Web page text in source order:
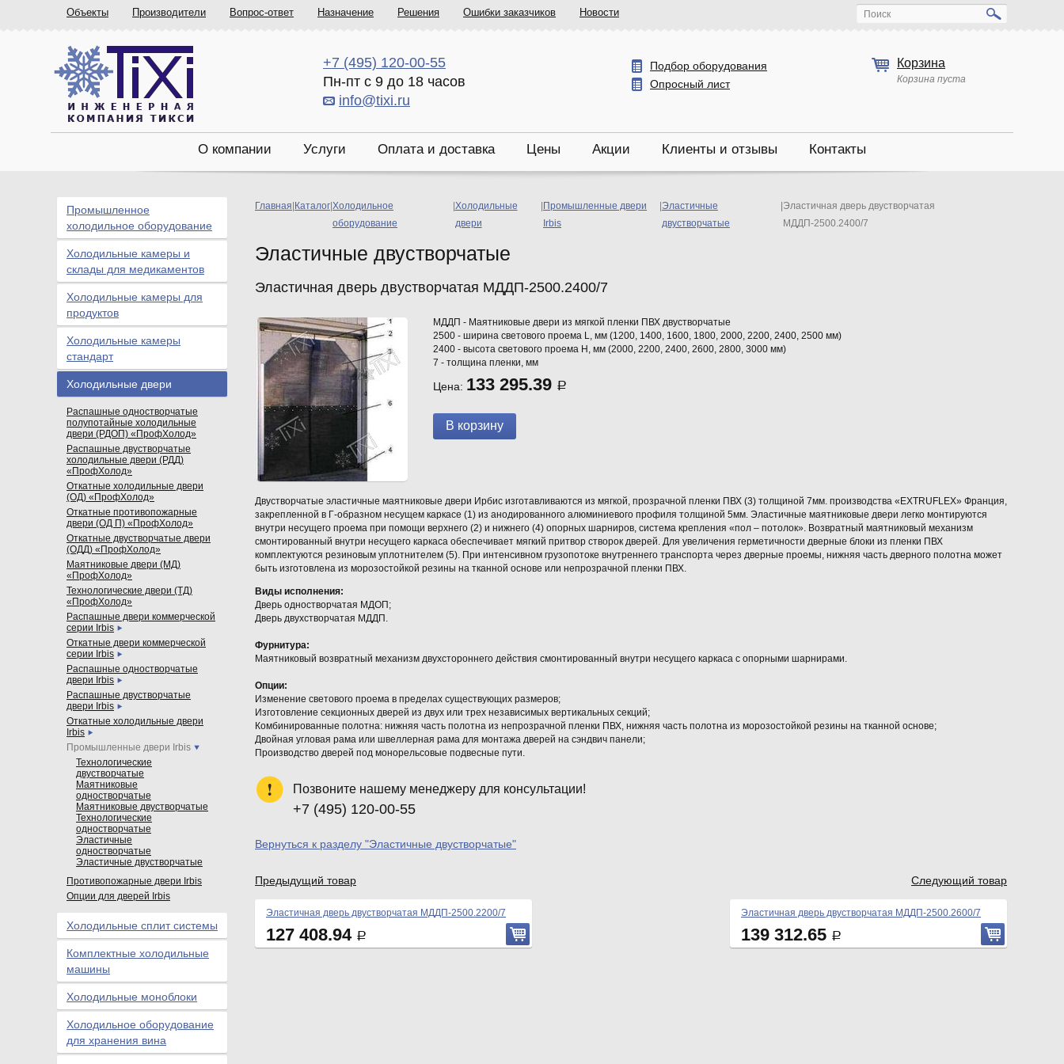
Объекты Производители Вопрос-ответ Назначение Решения Ошибки заказчиков Новости Поиск
+7 (495) 120-00-55
Пн-пт с 9 до 18 часов
info@tixi.ru
Подбор оборудования
Опросный лист
Корзина
Корзина пуста
О компании Услуги Оплата и доставка Цены Акции Клиенты и отзывы Контакты
Главная Каталог Холодильное
оборудование
Холодильные
двери
Промышленные двери
Irbis
Эластичные
двустворчатые
Эластичная дверь двустворчатая
МДДП-2500.2400/7
Эластичные двустворчатые
Эластичная дверь двустворчатая МДДП-2500.2400/7
МДДП - Маятниковые двери из мягкой пленки ПВХ двустворчатые
2500 - ширина светового проема L, мм (1200, 1400, 1600, 1800, 2000, 2200, 2400, 2500 мм)
2400 - высота светового проема Н, мм (2000, 2200, 2400, 2600, 2800, 3000 мм)
7 - толщина пленки, мм
Цена: 133 295.39 Р
Двустворчатые эластичные маятниковые двери Ирбис изготавливаются из мягкой, прозрачной пленки ПВХ (3) толщиной 7мм. производства «EXTRUFLEX» Франция,
закрепленной в Г-образном несущем каркасе (1) из анодированного алюминиевого профиля толщиной 5мм. Эластичные маятниковые двери легко монтируются
внутри несущего проема при помощи верхнего (2) и нижнего (4) опорных шарниров, система крепления «пол – потолок». Возвратный маятниковый механизм
смонтированный внутри несущего каркаса обеспечивает мягкий притвор створок дверей. Для увеличения герметичности дверные блоки из пленки ПВХ
комплектуются резиновым уплотнителем (5). При интенсивном грузопотоке внутреннего транспорта через дверные проемы, нижняя часть дверного полотна может
быть изготовлена из морозостойкой резины на тканной основе или непрозрачной пленки ПВХ.
Виды исполнения:
Дверь одностворчатая МДОП;
Дверь двухстворчатая МДДП.
Фурнитура:
Маятниковый возвратный механизм двухстороннего действия смонтированный внутри несущего каркаса с опорными шарнирами.
Опции:
Изменение светового проема в пределах существующих размеров;
Изготовление секционных дверей из двух или трех независимых вертикальных секций;
Комбинированные полотна: нижняя часть полотна из непрозрачной пленки ПВХ, нижняя часть полотна из морозостойкой резины на тканной основе;
Двойная угловая рама или швеллерная рама для монтажа дверей на сэндвич панели;
Производство дверей под монорельсовые подвесные пути.
Позвоните нашему менеджеру для консультации!
+7 (495) 120-00-55
Вернуться к разделу "Эластичные двустворчатые"
Предыдущий товар
Эластичная дверь двустворчатая МДДП-2500.2200/7
127 408.94 Р
Следующий товар
Эластичная дверь двустворчатая МДДП-2500.2600/7
139 312.65 Р
Промышленное
холодильное оборудование
Холодильные камеры и
склады для медикаментов
Холодильные камеры для
продуктов
Холодильные камеры
стандарт
Холодильные двери
Распашные одностворчатые
полупотайные холодильные
двери (РДОП) «ПрофХолод»
Распашные двустворчатые
холодильные двери (РДД)
«ПрофХолод»
Откатные холодильные двери
(ОД) «ПрофХолод»
Откатные противопожарные
двери (ОД П) «ПрофХолод»
Откатные двустворчатые двери
(ОДД) «ПрофХолод»
Маятниковые двери (МД)
«ПрофХолод»
Технологические двери (ТД)
«ПрофХолод»
Распашные двери коммерческой
серии Irbis
Откатные двери коммерческой
серии Irbis
Распашные одностворчатые
двери Irbis
Распашные двустворчатые
двери Irbis
Откатные холодильные двери
Irbis
Промышленные двери Irbis
Технологические
двустворчатые
Маятниковые
одностворчатые
Маятниковые двустворчатые
Технологические
одностворчатые
Эластичные
одностворчатые
Эластичные двустворчатые
Противопожарные двери Irbis
Опции для дверей Irbis
Холодильные сплит системы
Комплектные холодильные
машины
Холодильные моноблоки
Холодильное оборудование
для хранения вина